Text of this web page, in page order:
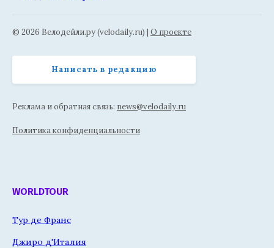
© 2026 Велодейли.ру (velodaily.ru) | О проекте
Написать в редакцию
Реклама и обратная связь: news@velodaily.ru
Политика конфиденциальности
WORLDTOUR
Тур де Франс
Джиро д'Италия